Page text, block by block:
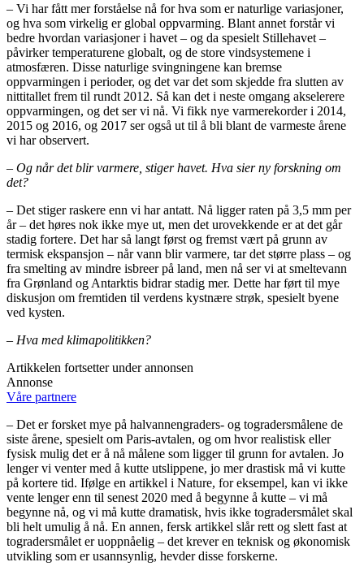
– Vi har fått mer forståelse nå for hva som er naturlige variasjoner,
og hva som virkelig er global oppvarming. Blant annet forstår vi
bedre hvordan variasjoner i havet – og da spesielt Stillehavet –
påvirker temperaturene globalt, og de store vindsystemene i
atmosfæren. Disse naturlige svingningene kan bremse
oppvarmingen i perioder, og det var det som skjedde fra slutten av
nittitallet frem til rundt 2012. Så kan det i neste omgang akselerere
oppvarmingen, og det ser vi nå. Vi fikk nye varmerekorder i 2014,
2015 og 2016, og 2017 ser også ut til å bli blant de varmeste årene
vi har observert.
– Og når det blir varmere, stiger havet. Hva sier ny forskning om
det?
– Det stiger raskere enn vi har antatt. Nå ligger raten på 3,5 mm per
år – det høres nok ikke mye ut, men det urovekkende er at det går
stadig fortere. Det har så langt først og fremst vært på grunn av
termisk ekspansjon – når vann blir varmere, tar det større plass – og
fra smelting av mindre isbreer på land, men nå ser vi at smeltevann
fra Grønland og Antarktis bidrar stadig mer. Dette har ført til mye
diskusjon om fremtiden til verdens kystnære strøk, spesielt byene
ved kysten.
– Hva med klimapolitikken?
Artikkelen fortsetter under annonsen
Annonse
Våre partnere
– Det er forsket mye på halvannengraders- og togradersmålene de
siste årene, spesielt om Paris-avtalen, og om hvor realistisk eller
fysisk mulig det er å nå målene som ligger til grunn for avtalen. Jo
lenger vi venter med å kutte utslippene, jo mer drastisk må vi kutte
på kortere tid. Ifølge en artikkel i Nature, for eksempel, kan vi ikke
vente lenger enn til senest 2020 med å begynne å kutte – vi må
begynne nå, og vi må kutte dramatisk, hvis ikke togradersmålet skal
bli helt umulig å nå. En annen, fersk artikkel slår rett og slett fast at
togradersmålet er uoppnåelig – det krever en teknisk og økonomisk
utvikling som er usannsynlig, hevder disse forskerne.